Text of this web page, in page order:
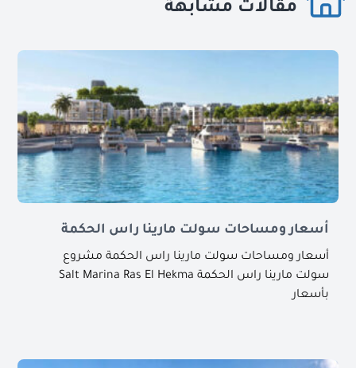
مقالات مشابهة
أسعار ومساحات سولت مارينا راس الحكمة
أسعار ومساحات سولت مارينا راس الحكمة مشروع
سولت مارينا راس الحكمة Salt Marina Ras El Hekma
بأسعار